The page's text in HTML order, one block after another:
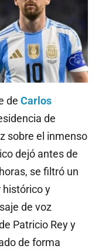
de Carlos
de
sobre el inmenso
dejó antes de
se filtró un
histórico y
de voz
Patricio Rey y
de forma